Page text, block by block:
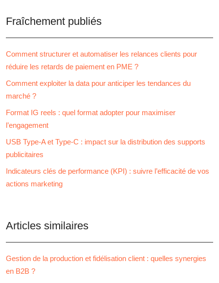
Fraîchement publiés
Comment structurer et automatiser les relances clients pour
réduire les retards de paiement en PME ?
Comment exploiter la data pour anticiper les tendances du
marché ?
Format IG reels : quel format adopter pour maximiser
l’engagement
USB Type-A et Type-C : impact sur la distribution des supports
publicitaires
Indicateurs clés de performance (KPI) : suivre l’efficacité de vos
actions marketing
Articles similaires
Gestion de la production et fidélisation client : quelles synergies
en B2B ?